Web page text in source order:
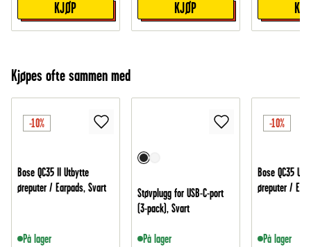
KJØP KJØP
Kjøpes ofte sammen med
-10%
Bose QC35 II Utbytte
øreputer / Earpads, Svart
På lager
Støvplugg for USB-C-port
(3-pack), Svart
På lager
-10%
Bose QC35
øreputer /
På lager